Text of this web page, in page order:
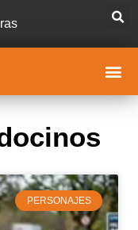
PERSONAJES